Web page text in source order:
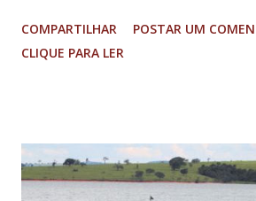
treinando normalmente com o grupo.
Malachias Junior é brasileiro
Belasitza, CSKA Sofia, Lokomotiv e
passou fez muitos gols e agregou
COMPARTILHAR
POSTAR UM
CLIQUE PARA LER